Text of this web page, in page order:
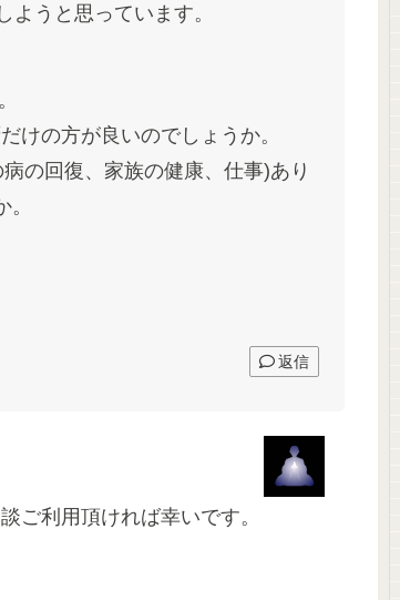
うと思っています。
けの方が良いのでしょうか。
の回復、家族の健康、仕事)あり
返信
ご利用頂ければ幸いです。